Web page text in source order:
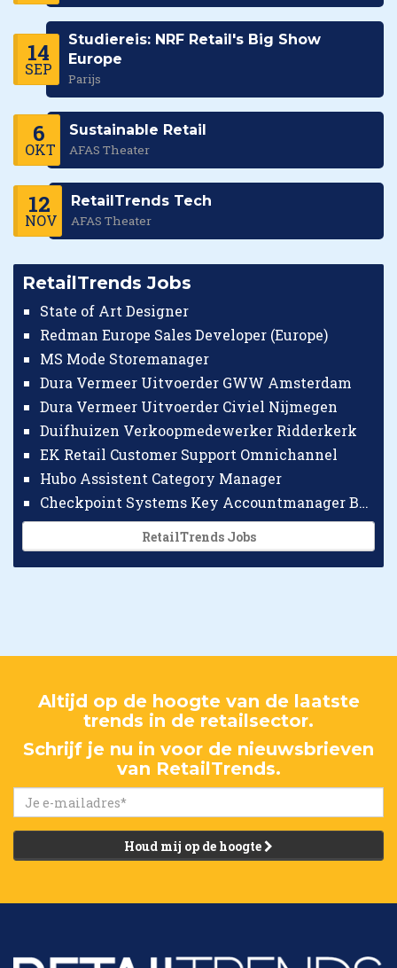
14
SEP
Studiereis: NRF Retail's Big Show
Europe
Parijs
6
OKT
Sustainable Retail
AFAS Theater
12
NOV
RetailTrends Tech
AFAS Theater
RetailTrends Jobs
State of Art Designer
Redman Europe Sales Developer (Europe)
MS Mode Storemanager
Dura Vermeer Uitvoerder GWW Amsterdam
Dura Vermeer Uitvoerder Civiel Nijmegen
Duifhuizen Verkoopmedewerker Ridderkerk
EK Retail Customer Support Omnichannel
Hubo Assistent Category Manager
Checkpoint Systems Key Accountmanager Benelux
RetailTrends Jobs
Altijd op de hoogte van de laatste
trends in de retailsector.
Schrijf je nu in voor de nieuwsbrieven
van RetailTrends.
Houd mij op de hoogte